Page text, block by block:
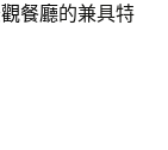
餐廳的兼具特